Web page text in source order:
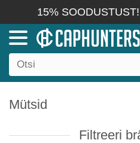
15% SOODUSTUST!
Mütsid
Filtreeri